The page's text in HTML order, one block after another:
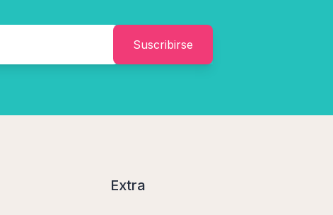
Suscribirse
Extra